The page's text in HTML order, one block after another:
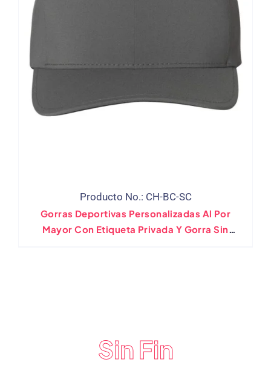
Producto No.: CH-BC-SC
Gorras Deportivas Personalizadas Al Por
Mayor Con Etiqueta Privada Y Gorra Sin
Sin Fin